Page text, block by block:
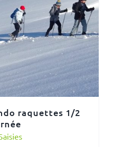
raquettes 1/2